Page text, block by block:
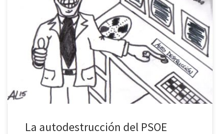
Pedro Sánchez reconoció ayer su error durante la votación de la
reforma de la Ley del Aborto en el Congreso. No, Pedro, el error
no es de ayer. El botón de la autodestrucción lo pulsó el PSOE
hace mucho tiempo pero con Pedro Sánchez la foto es mucho
más bonita.
La autodestrucción del PSOE